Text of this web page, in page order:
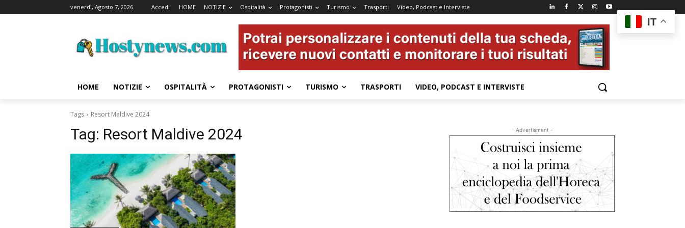
venerdì, Agosto 7, 2026 Accedi HOME NOTIZIE Ospitalità Protagonisti Turismo Trasporti Video, Podcast e Interviste
HOME NOTIZIE OSPITALITÀ PROTAGONISTI TURISMO TRASPORTI VIDEO, PODCAST E INTERVISTE
Tags Resort Maldive 2024
Tag: Resort Maldive 2024 - Advertisment -
IT